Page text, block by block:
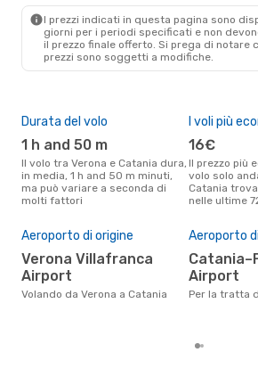
I prezzi indicati in questa pagina sono
giorni per i periodi specificati e non
il ​​prezzo finale offerto. Si prega di notare
prezzi sono soggetti a modifiche.
Durata del volo
1 h and 50 m
Il volo tra Verona e Catania dura,
in media, 1 h and 50 m minuti,
ma può variare a seconda di
molti fattori
I voli più
16€
Il prezzo più economico per un
volo solo
Catania
nelle ultime
Aeroporto di origine
Verona Villafranca
Airport
Volando da Verona a Catania
Aeroporto
Catania–Fontanarossa
Airport
Per la tratta